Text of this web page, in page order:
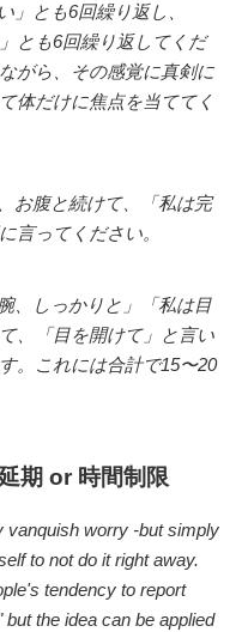
」とも6回繰り返し、
とも6回繰り返してくだ
がら、その感覚に真剣に
体だけに焦点を当ててく
お腹と続けて、「私は完
言ってください。
、しっかりと」「私は目
、「目を開けて」と言い
。これには合計で15〜20
期 or 時間制限
vanquish worry -but simply
to not do it right away.
tendency to report
the idea can be applied